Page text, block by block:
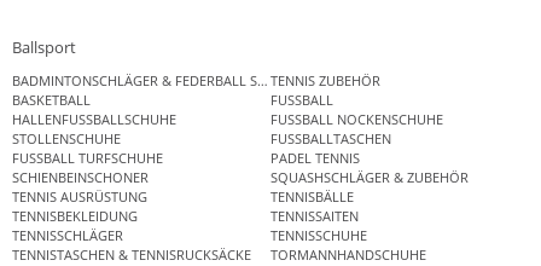
Ballsport
BADMINTONSCHLÄGER & FEDERBALL SETSTENNIS ZUBEHÖR
BASKETBALL
FUSSBALL
HALLENFUSSBALLSCHUHE
FUSSBALL NOCKENSCHUHE
STOLLENSCHUHE
FUSSBALLTASCHEN
FUSSBALL TURFSCHUHE
PADEL TENNIS
SCHIENBEINSCHONER
SQUASHSCHLÄGER & ZUBEHÖR
TENNIS AUSRÜSTUNG
TENNISBÄLLE
TENNISBEKLEIDUNG
TENNISSAITEN
TENNISSCHLÄGER
TENNISSCHUHE
TENNISTASCHEN & TENNISRUCKSÄCKE
TORMANNHANDSCHUHE